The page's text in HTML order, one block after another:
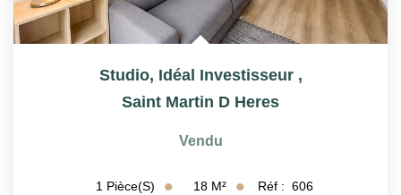
Studio, Idéal Investisseur ,
Saint Martin D Heres
Vendu
1 Pièce(s) 18 M² Réf : 606